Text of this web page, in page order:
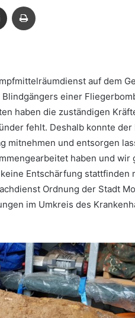
Teile per E-Mail
auf dem
einer
haben die zuständigen
fehlt. Deshalb konnte
und entsorgen
haben und wir
Entschärfung stattfinden
Ordnung der Stadt
im Umkreis des